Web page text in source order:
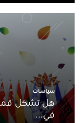
سياسات
هل تشكل
في...